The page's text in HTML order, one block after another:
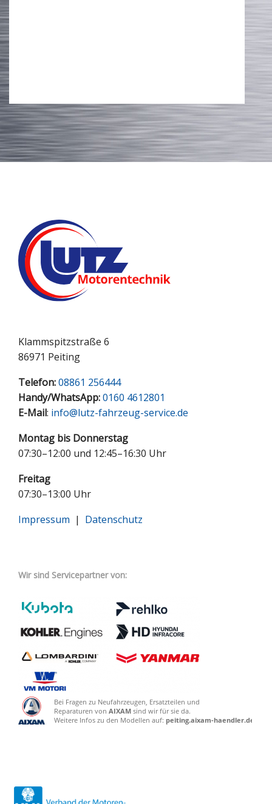
Klammspitzstraße 6
86971 Peiting
Telefon:08861 256444
Handy/WhatsApp:0160 4612801
E-Mail: info@lutz-fahrzeug-service.de
Montag bis Donnerstag
07:30–12:00 und 12:45–16:30 Uhr
Freitag
07:30–13:00 Uhr
Impressum | Datenschutz
Wir sind Servicepartner von: